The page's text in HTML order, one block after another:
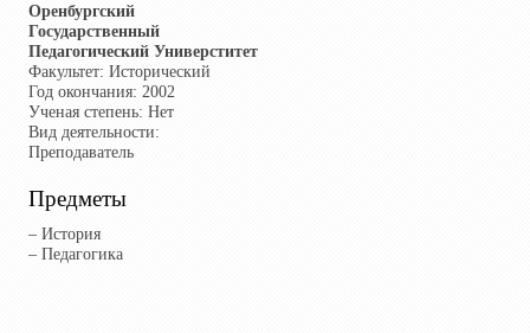
Оренбургский
Государственный
Педагогический Универститет
Факультет: Исторический
Год окончания: 2002
Ученая степень: Нет
Вид деятельности:
Преподаватель
Предметы
– История
– Педагогика